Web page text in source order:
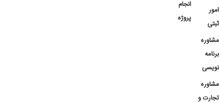
امور
ثبتی
مشاوره
برنامه
نویسی
مشاوره
تجارت و
انجام
پروژه